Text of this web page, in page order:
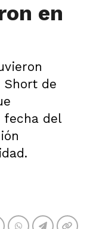
en
de
fecha del